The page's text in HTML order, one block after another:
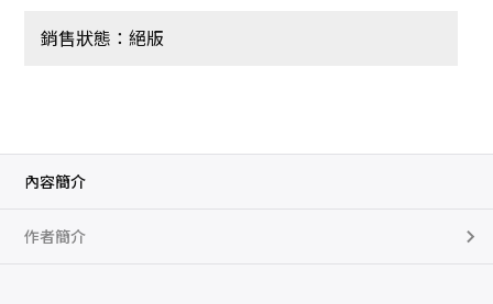
銷售狀態：絕版
內容簡介
作者簡介